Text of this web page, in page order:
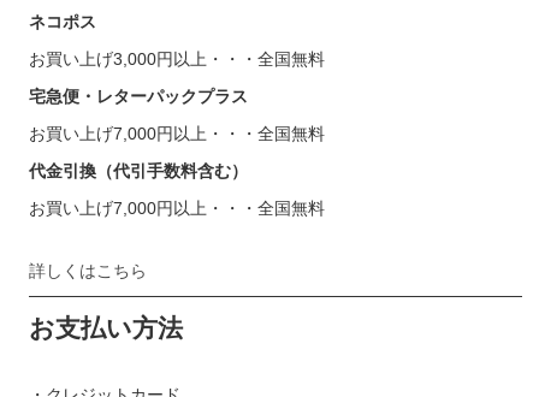
ネコポス
お買い上げ3,000円以上・・・全国無料
宅急便・レターパックプラス
お買い上げ7,000円以上・・・全国無料
代金引換（代引手数料含む）
お買い上げ7,000円以上・・・全国無料
詳しくはこちら
お支払い方法